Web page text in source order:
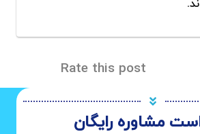
مشاوره رایگان
Rate this post